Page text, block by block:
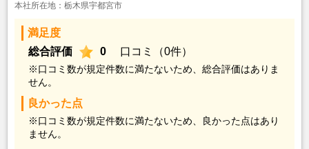
本社所在地：栃木県宇都宮市
満足度
総合評価
0 口コミ（0件）
※口コミ数が規定件数に満たないため、総合評価はありま
せん。
良かった点
※口コミ数が規定件数に満たないため、良かった点はあり
ません。